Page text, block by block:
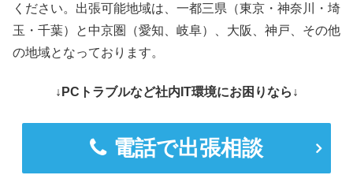
ください。出張可能地域は、一都三県（東京・神奈川・埼
玉・千葉）と中京圏（愛知、岐阜）、大阪、神戸、その他
の地域となっております。
↓PCトラブルなど社内IT環境にお困りなら↓
電話で出張相談